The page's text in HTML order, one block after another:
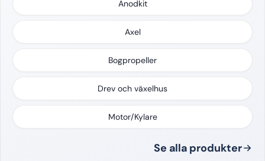
Anodkit
Axel
Bogpropeller
Drev och växelhus
Motor/Kylare
Se alla produkter